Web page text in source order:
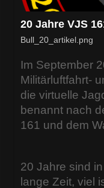
20 Jahre VJS
Bull_20_artikel.png
Im September
Militärluftfahrt-
die virtuelle
benannt nach
161 und dem
20 Jahre sind
lange Zeit, viel